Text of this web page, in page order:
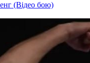
(Відео бою)